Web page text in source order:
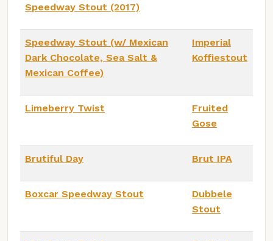
Speedway Stout (2017)
Speedway Stout (w/ Mexican
Dark Chocolate, Sea Salt &
Mexican Coffee)
Imperial
Koffiestout
Limeberry Twist
Fruited
Gose
Brutiful Day Brut IPA
Boxcar Speedway Stout
Dubbele
Stout